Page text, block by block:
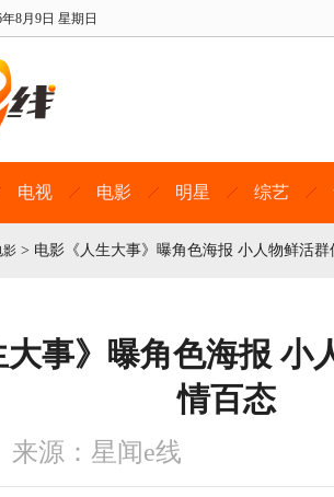
年8月9日 星期日
电视 电影 明星 综艺
影 > 电影《人生大事》曝角色海报 小人物鲜活
大事》曝角色海报 小
情百态
源：星闻e线